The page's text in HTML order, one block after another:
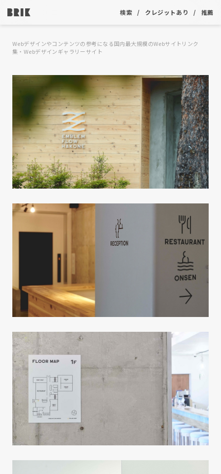
検索 クレジットあり 推薦
Webデザインやコンテンツの参考になる国内最大規模のWebサイトリンク
集・Webデザインギャラリーサイト